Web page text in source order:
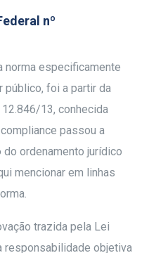
nº
norma especificamente
público, foi a partir da
13, conhecida
passou a
ordenamento jurídico
mencionar em linhas
trazida pela Lei
responsabilidade objetiva